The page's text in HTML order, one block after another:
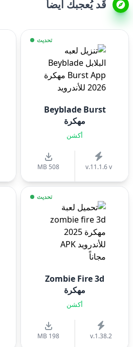
قَد يُعجبك أيضاً
تحديث
Beyblade Burst
مهكرة
أكشن
v.11.1.6 v
508 MB
تحديث
Zombie Fire 3d
مهكرة
أكشن
v.1.38.2
198 MB